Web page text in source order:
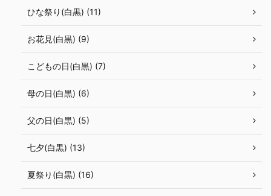
ひな祭り(白黒) (11)
お花見(白黒) (9)
こどもの日(白黒) (7)
母の日(白黒) (6)
父の日(白黒) (5)
七夕(白黒) (13)
夏祭り(白黒) (16)